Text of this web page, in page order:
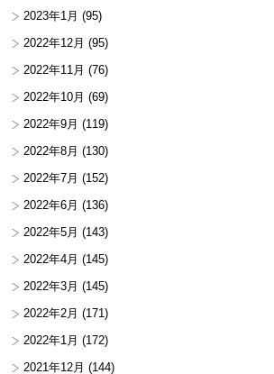
2023年1月 (95)
2022年12月 (95)
2022年11月 (76)
2022年10月 (69)
2022年9月 (119)
2022年8月 (130)
2022年7月 (152)
2022年6月 (136)
2022年5月 (143)
2022年4月 (145)
2022年3月 (145)
2022年2月 (171)
2022年1月 (172)
2021年12月 (144)